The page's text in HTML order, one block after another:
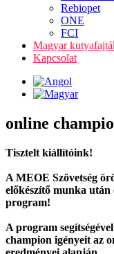
Rebiopet
ONE
FCI
Magyar
Kapcsolat
online
Tisztelt kiállítóink!
A MEOE Szövetség
előkészítő munka után
program!
A program
champion igényeit az